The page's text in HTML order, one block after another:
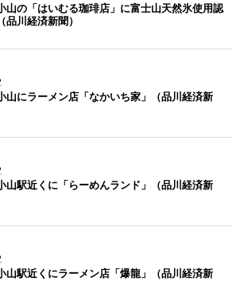
山の「はいむる珈琲店」に富士山天然氷使用認
品川経済新聞）
山にラーメン店「なかいち家」（品川経済新
山駅近くに「らーめんランド」（品川経済新
山駅近くにラーメン店「爆龍」（品川経済新